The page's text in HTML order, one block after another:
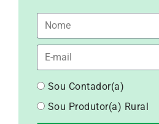
Sou Contador(a)
Sou Produtor(a) Rural